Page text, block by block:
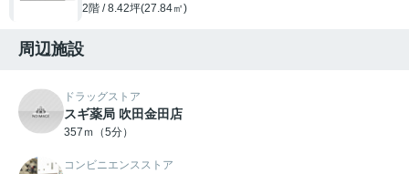
2階 / 8.42坪(27.84㎡)
周辺施設
ドラッグストア
スギ薬局 吹田金田店
357ｍ（5分）
コンビニエンスストア